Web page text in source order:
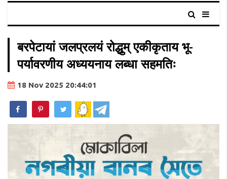
बरपेटायां जलप्रलयं रोद्धुम् एकीकृताय भू-
पर्यावरणीय अध्ययनाय लब्धा सहमतिः
18 Nov 2025 20:44:01